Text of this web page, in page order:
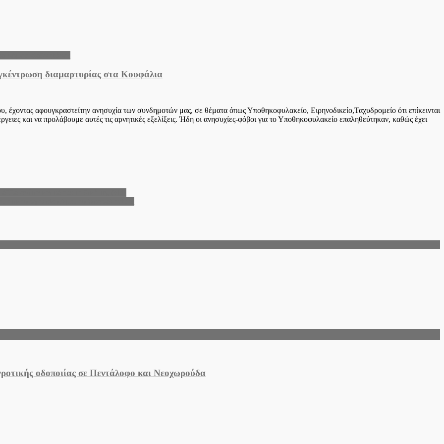
διαμαρτυρίας στα Κουφάλια
έχοντας αφουγκραστείτην ανησυχία των συνδημοτών μας, σε θέματα όπως Υποθηκοφυλακείο, Ειρηνοδικείο,Ταχυδρομείο ότι επίκεινται
και να προλάβουμε αυτές τις αρνητικές εξελίξεις. Ήδη οι ανησυχίες-φόβοι για το Υποθηκοφυλακείο επαληθεύτηκαν, καθώς έχει
οδοποιίας σε Πεντάλοφο και Νεοχωρούδα